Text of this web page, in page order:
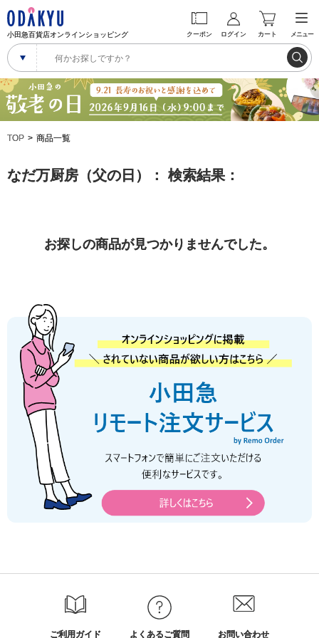
小田急百貨店オンラインショッピング クーポン ログイン カート メニュー
TOP 商品一覧
なだ万厨房（父の日）： 検索結果：
お探しの商品が見つかりませんでした。
ご利用ガイド よくあるご質問 お問い合わせ